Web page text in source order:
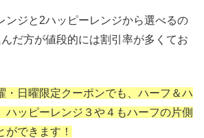
ンジと2ハッピーレンジから選べるの
だ方が値段的には割引率が多くてお
・日曜限定クーポンでも、ハーフ＆ハ
ハッピーレンジ３や４もハーフの片側
ができます！